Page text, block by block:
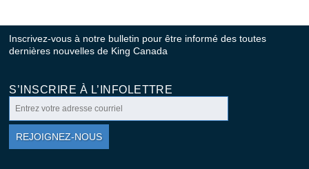
Inscrivez-vous à notre bulletin pour être informé des toutes
dernières nouvelles de King Canada
S’INSCRIRE À L’INFOLETTRE
REJOIGNEZ-NOUS